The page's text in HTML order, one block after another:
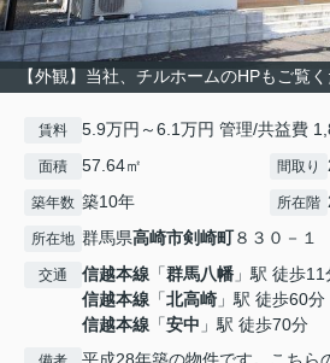
【外観】当社、チルホームのHPもご覧
賃料 5.9万円～6.1万円 管理/共益費
面積 57.64㎡ 間取り
築年数 築10年 所在階
所在地 群馬県高崎市剣崎町８３０－１
交通 信越本線 「群馬八幡 」駅 徒歩11
信越本線 「北高崎 」駅 徒歩60分
信越本線 「安中 」駅 徒歩70分